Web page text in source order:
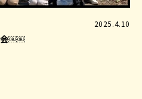
2025.4.10
会￼￼